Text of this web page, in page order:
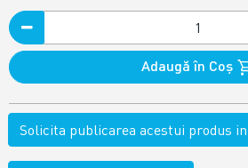
Adaugă în Coş
Solicita publicarea acestui produs